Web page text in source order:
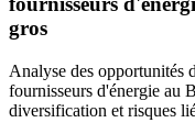
gros
Analyse des opportunités
fournisseurs d'énergie au
diversification et risques